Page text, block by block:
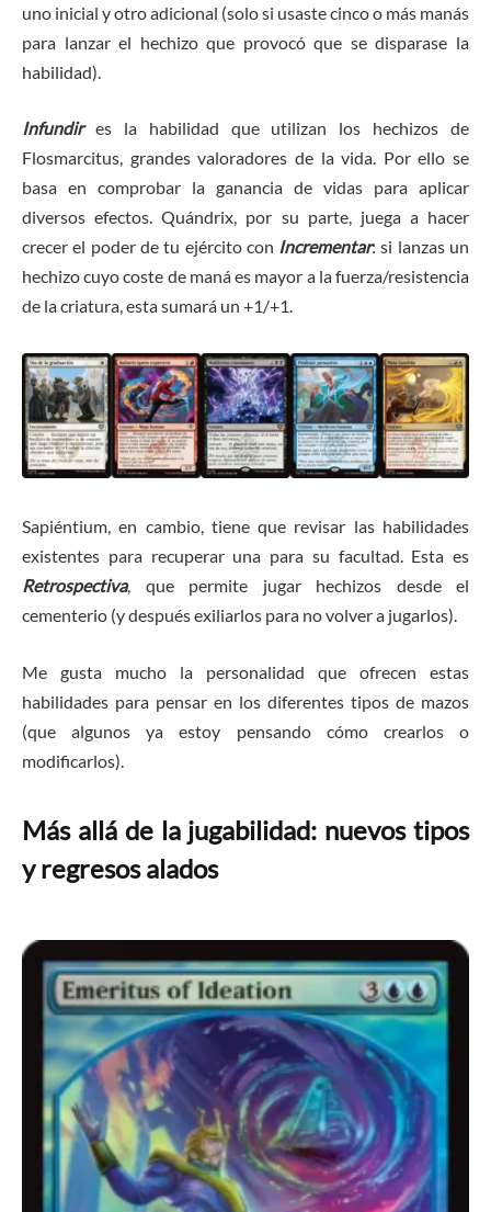
uno inicial y otro adicional (solo si usaste cinco o más manás
para lanzar el hechizo que provocó que se disparase la
habilidad).
Infundires la habilidad que utilizan los hechizos de
Flosmarcitus, grandes valoradores de la vida. Por ello se
basa en comprobar la ganancia de vidas para aplicar
diversos efectos. Quándrix, por su parte, juega a hacer
crecer el poder de tu ejército con Incrementar: si lanzas un
hechizo cuyo coste de maná es mayor a la fuerza/resistencia
de la criatura, esta sumará un +1/+1.
Sapiéntium, en cambio, tiene que revisar las habilidades
existentes para recuperar una para su facultad. Esta es
Retrospectiva, que permite jugar hechizos desde el
cementerio (y después exiliarlos para no volver a jugarlos).
Me gusta mucho la personalidad que ofrecen estas
habilidades para pensar en los diferentes tipos de mazos
(que algunos ya estoy pensando cómo crearlos o
modificarlos).
Más allá de la jugabilidad: nuevos tipos
y regresos alados